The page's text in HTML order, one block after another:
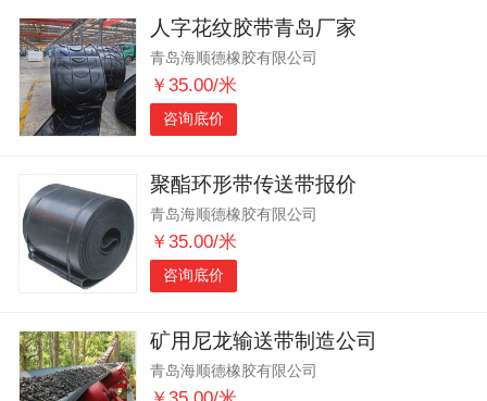
人字花纹胶带青岛厂家
青岛海顺德橡胶有限公司
￥35.00/米
咨询底价
聚酯环形带传送带报价
青岛海顺德橡胶有限公司
￥35.00/米
咨询底价
矿用尼龙输送带制造公司
青岛海顺德橡胶有限公司